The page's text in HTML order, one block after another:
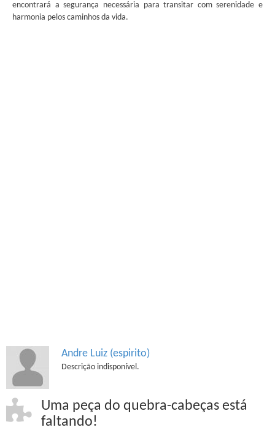
encontrará a segurança necessária para transitar com serenidade e
harmonia pelos caminhos da vida.
Andre Luiz (espirito)
Descrição indisponível.
Uma peça do quebra-cabeças está
faltando!